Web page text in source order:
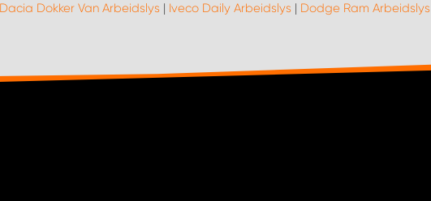
Dacia Dokker Van Arbeidslys | Iveco Daily Arbeidslys | Dodge Ram Arbeidslys